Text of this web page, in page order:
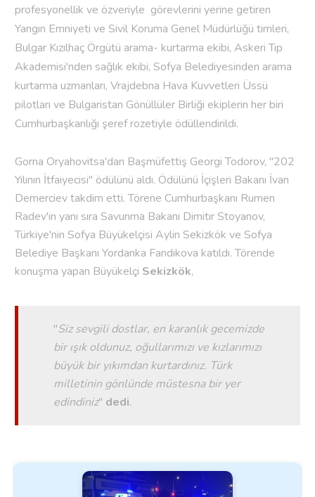
profesyonellik ve özveriyle görevlerini yerine getiren
Yangın Emniyeti ve Sivil Koruma Genel Müdürlüğü timleri,
Bulgar Kızılhaç Örgütü arama- kurtarma ekibi, Askeri Tıp
Akademisi'nden sağlık ekibi, Sofya Belediyesinden arama
kurtarma uzmanları, Vrajdebna Hava Kuvvetleri Üssü
pilotları ve Bulgaristan Gönüllüler Birliği ekiplerin her biri
Cumhurbaşkanlığı şeref rozetiyle ödüllendirildi.
Gorna Oryahovitsa'dan Başmüfettiş Georgi Todorov, "202
Yılının İtfaiyecisi" ödülünü aldı. Ödülünü İçişleri Bakanı İvan
Demerciev takdim etti. Törene Cumhurbaşkanı Rumen
Radev'in yanı sıra Savunma Bakanı Dimitır Stoyanov,
Türkiye'nin Sofya Büyükelçisi Aylin Sekizkök ve Sofya
Belediye Başkanı Yordanka Fandıkova katıldı. Törende
konuşma yapan Büyükelçi Sekizkök,
''Siz sevgili dostlar, en karanlık gecemizde
bir ışık oldunuz, oğullarımızı ve kızlarımızı
büyük bir yıkımdan kurtardınız. Türk
milletinin gönlünde müstesna bir yer
edindiniz'' dedi.